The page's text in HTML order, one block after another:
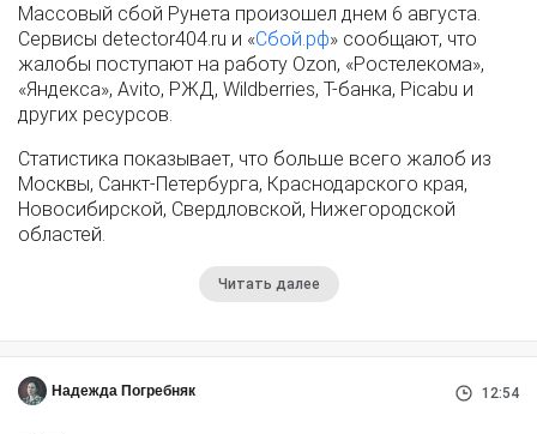
Массовый сбой Рунета произошел днем 6 августа.
Сервисы detector404.ru и «Сбой.рф» сообщают, что
жалобы поступают на работу Ozon, «Ростелекома»,
«Яндекса», Avito, РЖД, Wildberries, Т-банка, Picabu и
других ресурсов.
Статистика показывает, что больше всего жалоб из
Москвы, Санкт-Петербурга, Краснодарского края,
Новосибирской, Свердловской, Нижегородской
областей.
Читать далее
Надежда Погребняк 12:54